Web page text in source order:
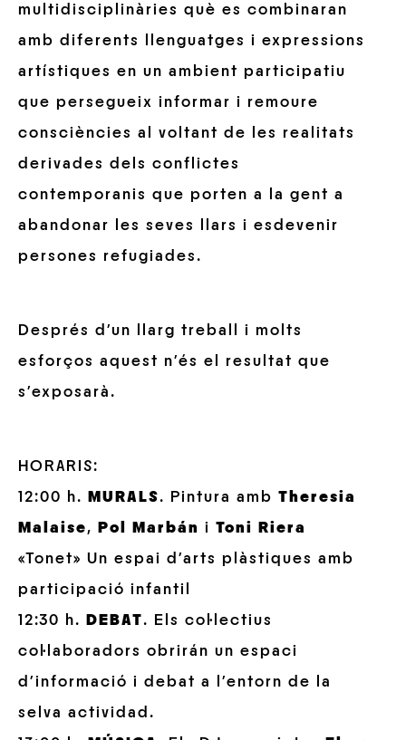
multidisciplinàries què es combinaran
amb diferents llenguatges i expressions
artístiques en un ambient participatiu
que persegueix informar i remoure
consciències al voltant de les realitats
derivades dels conflictes
contemporanis que porten a la gent a
abandonar les seves llars i esdevenir
persones refugiades.
Després d’un llarg treball i molts
esforços aquest n’és el resultat que
s’exposarà.
HORARIS:
12:00 h.
MURALS. Pintura amb Theresia
Malaise, Pol Marbán i Toni Riera
«Tonet» Un espai d’arts plàstiques amb
participació infantil
12:30 h.
DEBAT. Els col·lectius
col·laboradors obrirán un espaci
d’informació i debat a l’entorn de la
selva actividad.